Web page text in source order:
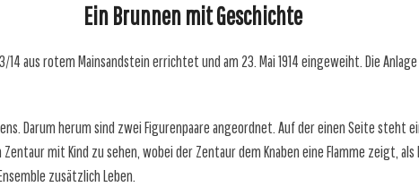
Ein Brunnen mit Geschichte
aus rotem Mainsandstein errichtet und am 23. Mai 1914 eingeweiht. Die
Darum herum sind zwei Figurenpaare angeordnet. Auf der einen Seite steht
mit Kind zu sehen, wobei der Zentaur dem Knaben eine Flamme zeigt,
zusätzlich Leben.